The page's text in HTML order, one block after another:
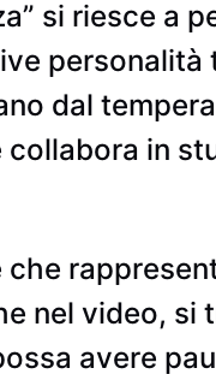
si riesce a
personalità
dal
in
nel video,
avere